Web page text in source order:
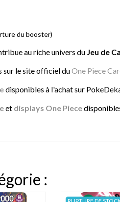
du booster)
au riche univers du Jeu de
sur le site officiel duOne Piece
disponibles à l'achat sur
et displays One Piece
: